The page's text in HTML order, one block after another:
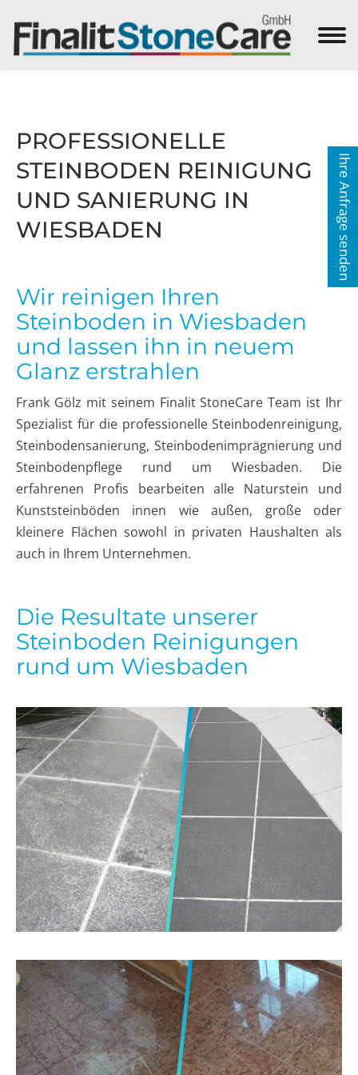
Search:
PROFESSIONELLE
STEINBODEN REINIGUNG
UND SANIERUNG IN
WIESBADEN
Wir reinigen Ihren
Steinboden in Wiesbaden
und lassen ihn in neuem
Glanz erstrahlen
Frank Gölz mit seinem Finalit StoneCare Team ist Ihr
Spezialist für die professionelle Steinbodenreinigung,
Steinbodensanierung, Steinbodenimprägnierung und
Steinbodenpflege rund um Wiesbaden. Die
erfahrenen Profis bearbeiten alle Naturstein und
Kunststeinböden innen wie außen, große oder
kleinere Flächen sowohl in privaten Haushalten als
auch in Ihrem Unternehmen.
Die Resultate unserer
Steinboden Reinigungen
rund um Wiesbaden
Ihre Anfrage senden